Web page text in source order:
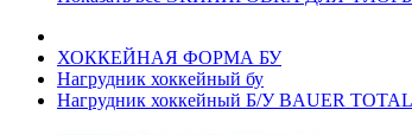
ХОККЕЙНАЯ ФОРМА БУ
Нагрудник хоккейный бу
Нагрудник хоккейный Б/У BAUER